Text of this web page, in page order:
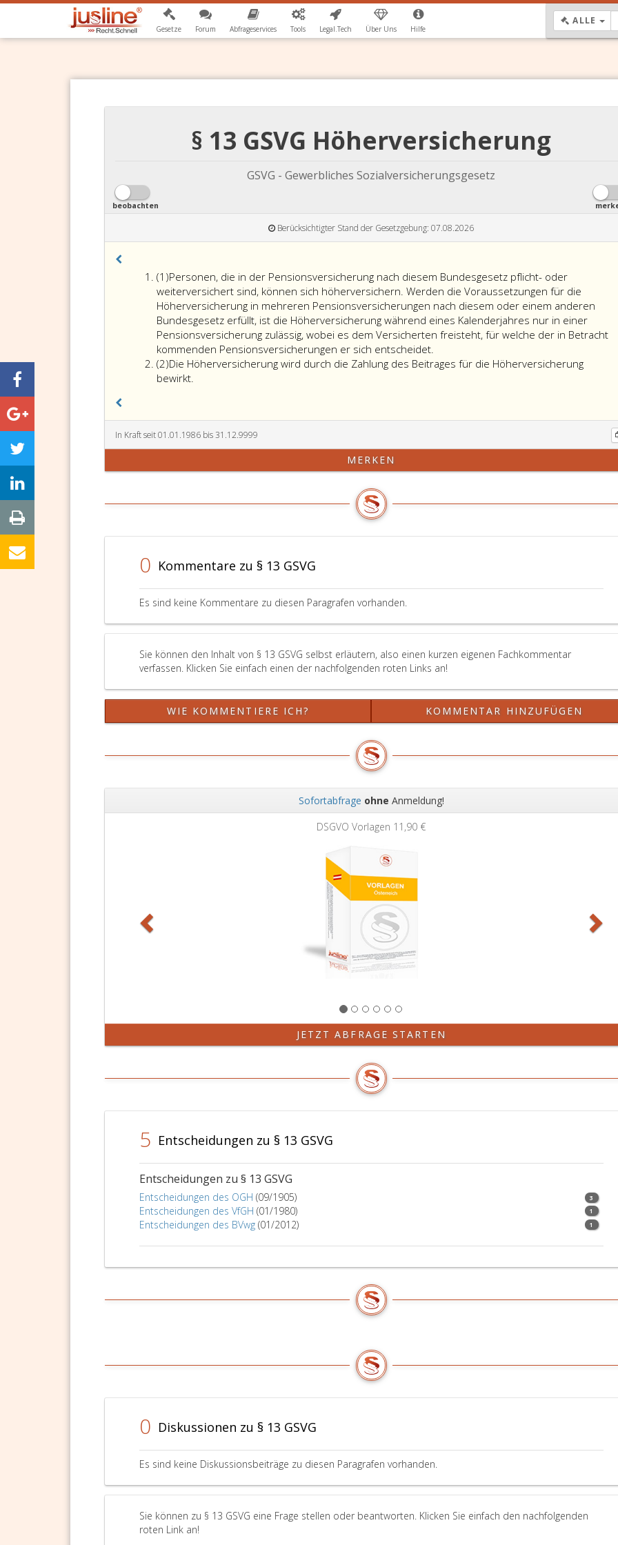
Gesetze Forum Abfrageservices Tools Legal.Tech Über Uns Hilfe
ALLE
§ 13 GSVG Höherversicherung
GSVG - Gewerbliches Sozialversicherungsgesetz
beobachten
Berücksichtigter Stand der Gesetzgebung: 07.08.2026
(1)Absatz
eins
Personen, die in der Pensionsversicherung nach diesem Bundesgesetz pflicht- oder
weiterversichert sind, können sich höherversichern. Werden die Voraussetzungen für die
Höherversicherung in mehreren Pensionsversicherungen nach diesem oder einem anderen
Bundesgesetz erfüllt, ist die Höherversicherung während eines Kalenderjahres nur in einer
Pensionsversicherung zulässig, wobei es dem Versicherten freisteht, für welche der in Betracht
kommenden Pensionsversicherungen er sich entscheidet.
(2)Absatz
2
Die Höherversicherung wird durch die Zahlung des Beitrages für die Höherversicherung
bewirkt.
In Kraft seit 01.01.1986 bis 31.12.9999
MERKEN
0 Kommentare zu § 13 GSVG
Es sind keine Kommentare zu diesen Paragrafen vorhanden.
Sie können den Inhalt von § 13 GSVG selbst erläutern, also einen kurzen eigenen Fachkommentar
verfassen. Klicken Sie einfach einen der nachfolgenden roten Links an!
WIE KOMMENTIERE ICH? KOMMENTAR HINZUFÜGEN
Sofortabfrage ohne Anmeldung!
DSGVO Vorlagen 11,90 €
JETZT ABFRAGE STARTEN
5 Entscheidungen zu § 13 GSVG
Entscheidungen zu § 13 GSVG
Entscheidungen des OGH (09/1905) 3
Entscheidungen des VfGH (01/1980) 1
Entscheidungen des BVwg (01/2012) 1
0 Diskussionen zu § 13 GSVG
Es sind keine Diskussionsbeiträge zu diesen Paragrafen vorhanden.
Sie können zu § 13 GSVG eine Frage stellen oder beantworten. Klicken Sie einfach den nachfolgenden
roten Link an!